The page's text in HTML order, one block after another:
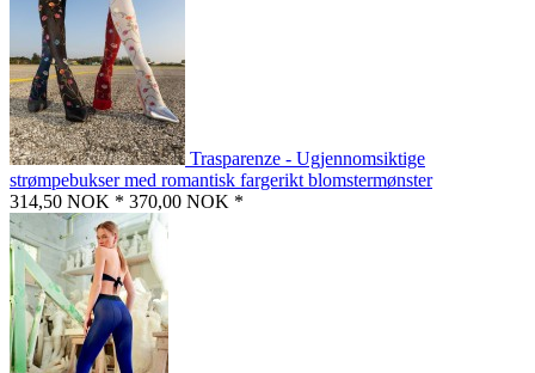
Trasparenze - Ugjennomsiktige
strømpebukser med romantisk fargerikt blomstermønster
314,50 NOK * 370,00 NOK *